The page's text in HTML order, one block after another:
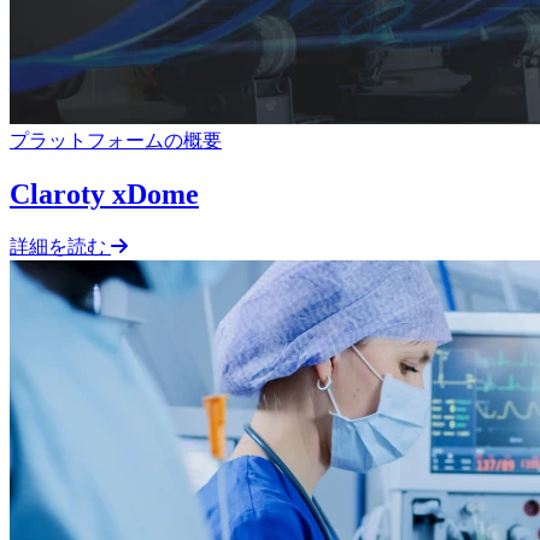
プラットフォームの概要
Claroty xDome
詳細を読む